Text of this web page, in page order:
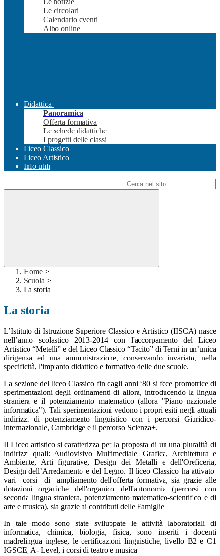
Le notizie
Le circolari
Calendario eventi
Albo online
Didattica
Panoramica
Offerta formativa
Le schede didattiche
I progetti delle classi
Liceo Classico
Liceo Artistico
Info utili
Home >
Scuola >
La storia
La storia
L’Istituto di Istruzione Superiore Classico e Artistico (IISCA) nasce
nell’anno scolastico 2013-2014 con l'accorpamento del Liceo
Artistico “Metelli” e del Liceo Classico “Tacito” di Terni in un’unica
dirigenza ed una amministrazione, conservando invariato, nella
specificità, l'impianto didattico e formativo delle due scuole.
La sezione del liceo Classico fin dagli anni ‘80 si fece promotrice di
sperimentazioni degli ordinamenti di allora, introducendo la lingua
straniera e il potenziamento matematico (allora "Piano nazionale
informatica"). Tali sperimentazioni vedono i propri esiti negli attuali
indirizzi di potenziamento linguistico con i percorsi Giuridico-
internazionale, Cambridge e il percorso Scienza+.
Il Liceo artistico si caratterizza per la proposta di un una pluralità di
indirizzi quali: Audiovisivo Multimediale, Grafica, Architettura e
Ambiente, Arti figurative, Design dei Metalli e dell'Oreficeria,
Design dell’Arredamento e del Legno. Il liceo Classico ha attivato
vari corsi di ampliamento dell'offerta formativa, sia grazie alle
dotazioni organiche dell'organico dell'autonomia (percorsi con
seconda lingua straniera, potenziamento matematico-scientifico e di
arte e musica), sia grazie ai contributi delle Famiglie.
In tale modo sono state sviluppate le attività laboratoriali di
informatica, chimica, biologia, fisica, sono inseriti i docenti
madrelingua inglese, le certificazioni linguistiche, livello B2 e C1
IGSCE, A- Level, i corsi di teatro e musica.